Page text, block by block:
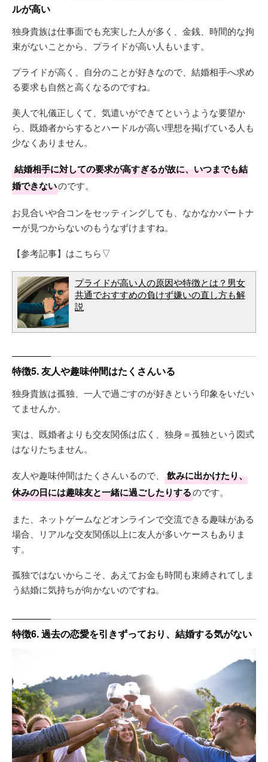
ルが高い
独身貴族は仕事面でも充実した人が多く、金銭、時間的な拘
束がないことから、プライドが高い人もいます。
プライドが高く、自分のことが好きなので、結婚相手へ求め
る要求も自然と高くなるのですね。
美人で礼儀正しくて、気遣いができてというような要望か
ら、既婚者からするとハードルが高い理想を掲げている人も
少なくありません。
結婚相手に対しての要求が高すぎるが故に、いつまでも結
婚できないのです。
お見合いや合コンをセッティングしても、なかなかパートナ
ーが見つからないのもうなずけますね。
【参考記事】はこちら▽
プライドが高い人の原因や特徴とは？男女
共通でおすすめの負けず嫌いの直し方も解
説
特徴5. 友人や趣味仲間はたくさんいる
独身貴族は孤独、一人で過ごすのが好きという印象をいだい
てませんか。
実は、既婚者よりも交友関係は広く、独身＝孤独という図式
はなりたちません。
友人や趣味仲間はたくさんいるので、
飲みに出かけたり、
休みの日には趣味友と一緒に過ごしたりするのです。
また、ネットゲームなどオンラインで交流できる趣味がある
場合、リアルな交友関係以上に友人が多いケースもありま
す。
孤独ではないからこそ、あえてお金も時間も束縛されてしま
う結婚に気持ちが向かないのですね。
特徴6. 過去の恋愛を引きずっており、結婚する気がない